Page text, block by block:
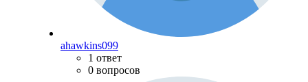
ahawkins099
1 ответ
0 вопросов